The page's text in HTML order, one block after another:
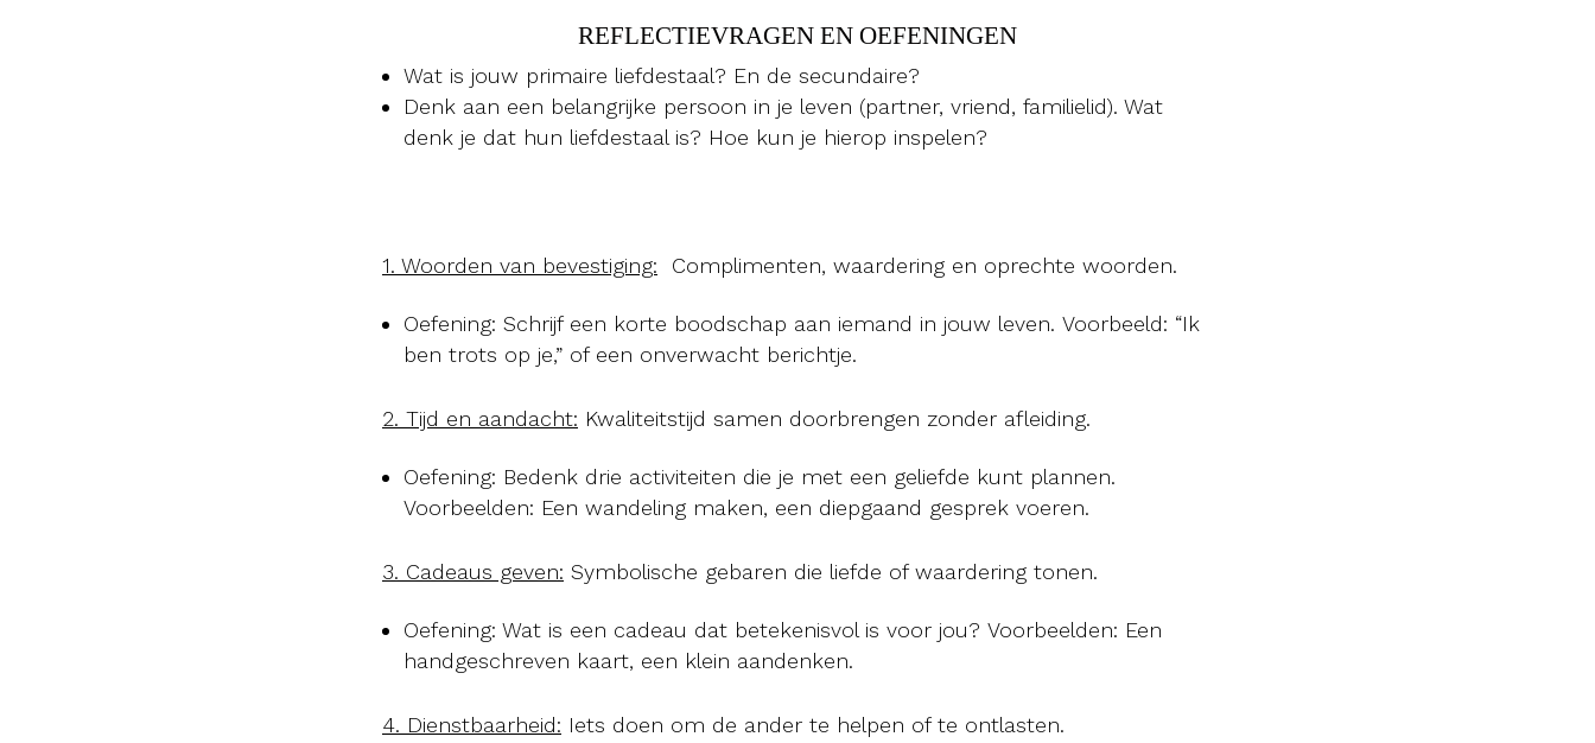
REFLECTIEVRAGEN EN OEFENINGEN
Wat is jouw primaire liefdestaal? En de secundaire?
Denk aan een belangrijke persoon in je leven (partner, vriend, familielid). Wat
denk je dat hun liefdestaal is? Hoe kun je hierop inspelen?
1. Woorden van bevestiging: Complimenten, waardering en oprechte woorden.
Oefening: Schrijf een korte boodschap aan iemand in jouw leven. Voorbeeld: “Ik
ben trots op je,” of een onverwacht berichtje.
2. Tijd en aandacht: Kwaliteitstijd samen doorbrengen zonder afleiding.
Oefening: Bedenk drie activiteiten die je met een geliefde kunt plannen.
Voorbeelden: Een wandeling maken, een diepgaand gesprek voeren.
3. Cadeaus geven: Symbolische gebaren die liefde of waardering tonen.
Oefening: Wat is een cadeau dat betekenisvol is voor jou? Voorbeelden: Een
handgeschreven kaart, een klein aandenken.
4. Dienstbaarheid: Iets doen om de ander te helpen of te ontlasten.